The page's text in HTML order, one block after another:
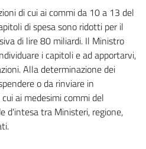
di cui ai commi da 10 a 13 del
di spesa sono ridotti per il
di lire 80 miliardi. Il Ministro
i capitoli e ad apportarvi,
Alla determinazione dei
o da rinviare in
ai medesimi commi del
d'intesa tra Ministeri, regione,